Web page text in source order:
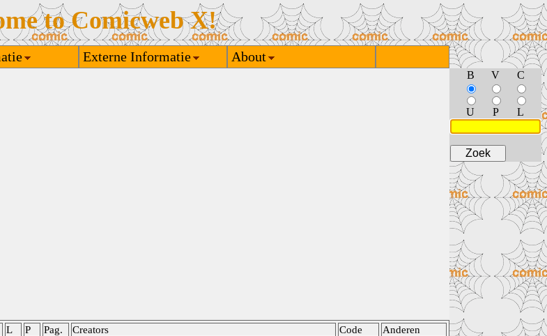
to Comicweb X!
Externe Informatie About
L P Pag. Creators Code
Anderen
B V C
U P L